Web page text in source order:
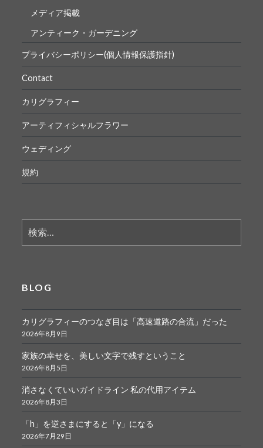
メディア掲載
アンティーク・ガーデニング
プライバシーポリシー(個人情報保護指針)
Contact
カリグラフィー
アーティフィシャルフラワー
ウェディング
規約
索:
BLOG
カリグラフィーのつなぎ目は「高速道路の合流」だった
2026年8月9日
家族の幸せを、美しい文字で残すということ
2026年8月5日
消さなくていいガイドライン 私の代用アイテム
2026年8月3日
「h」を逆さまにすると「y」になる
2026年7月29日